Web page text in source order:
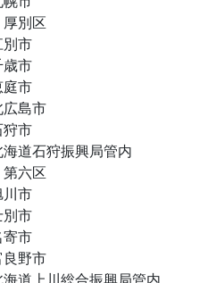
厚別区
別市
歳市
庭市
広島市
狩市
道石狩振興局管内
第六区
川市
別市
寄市
良野市